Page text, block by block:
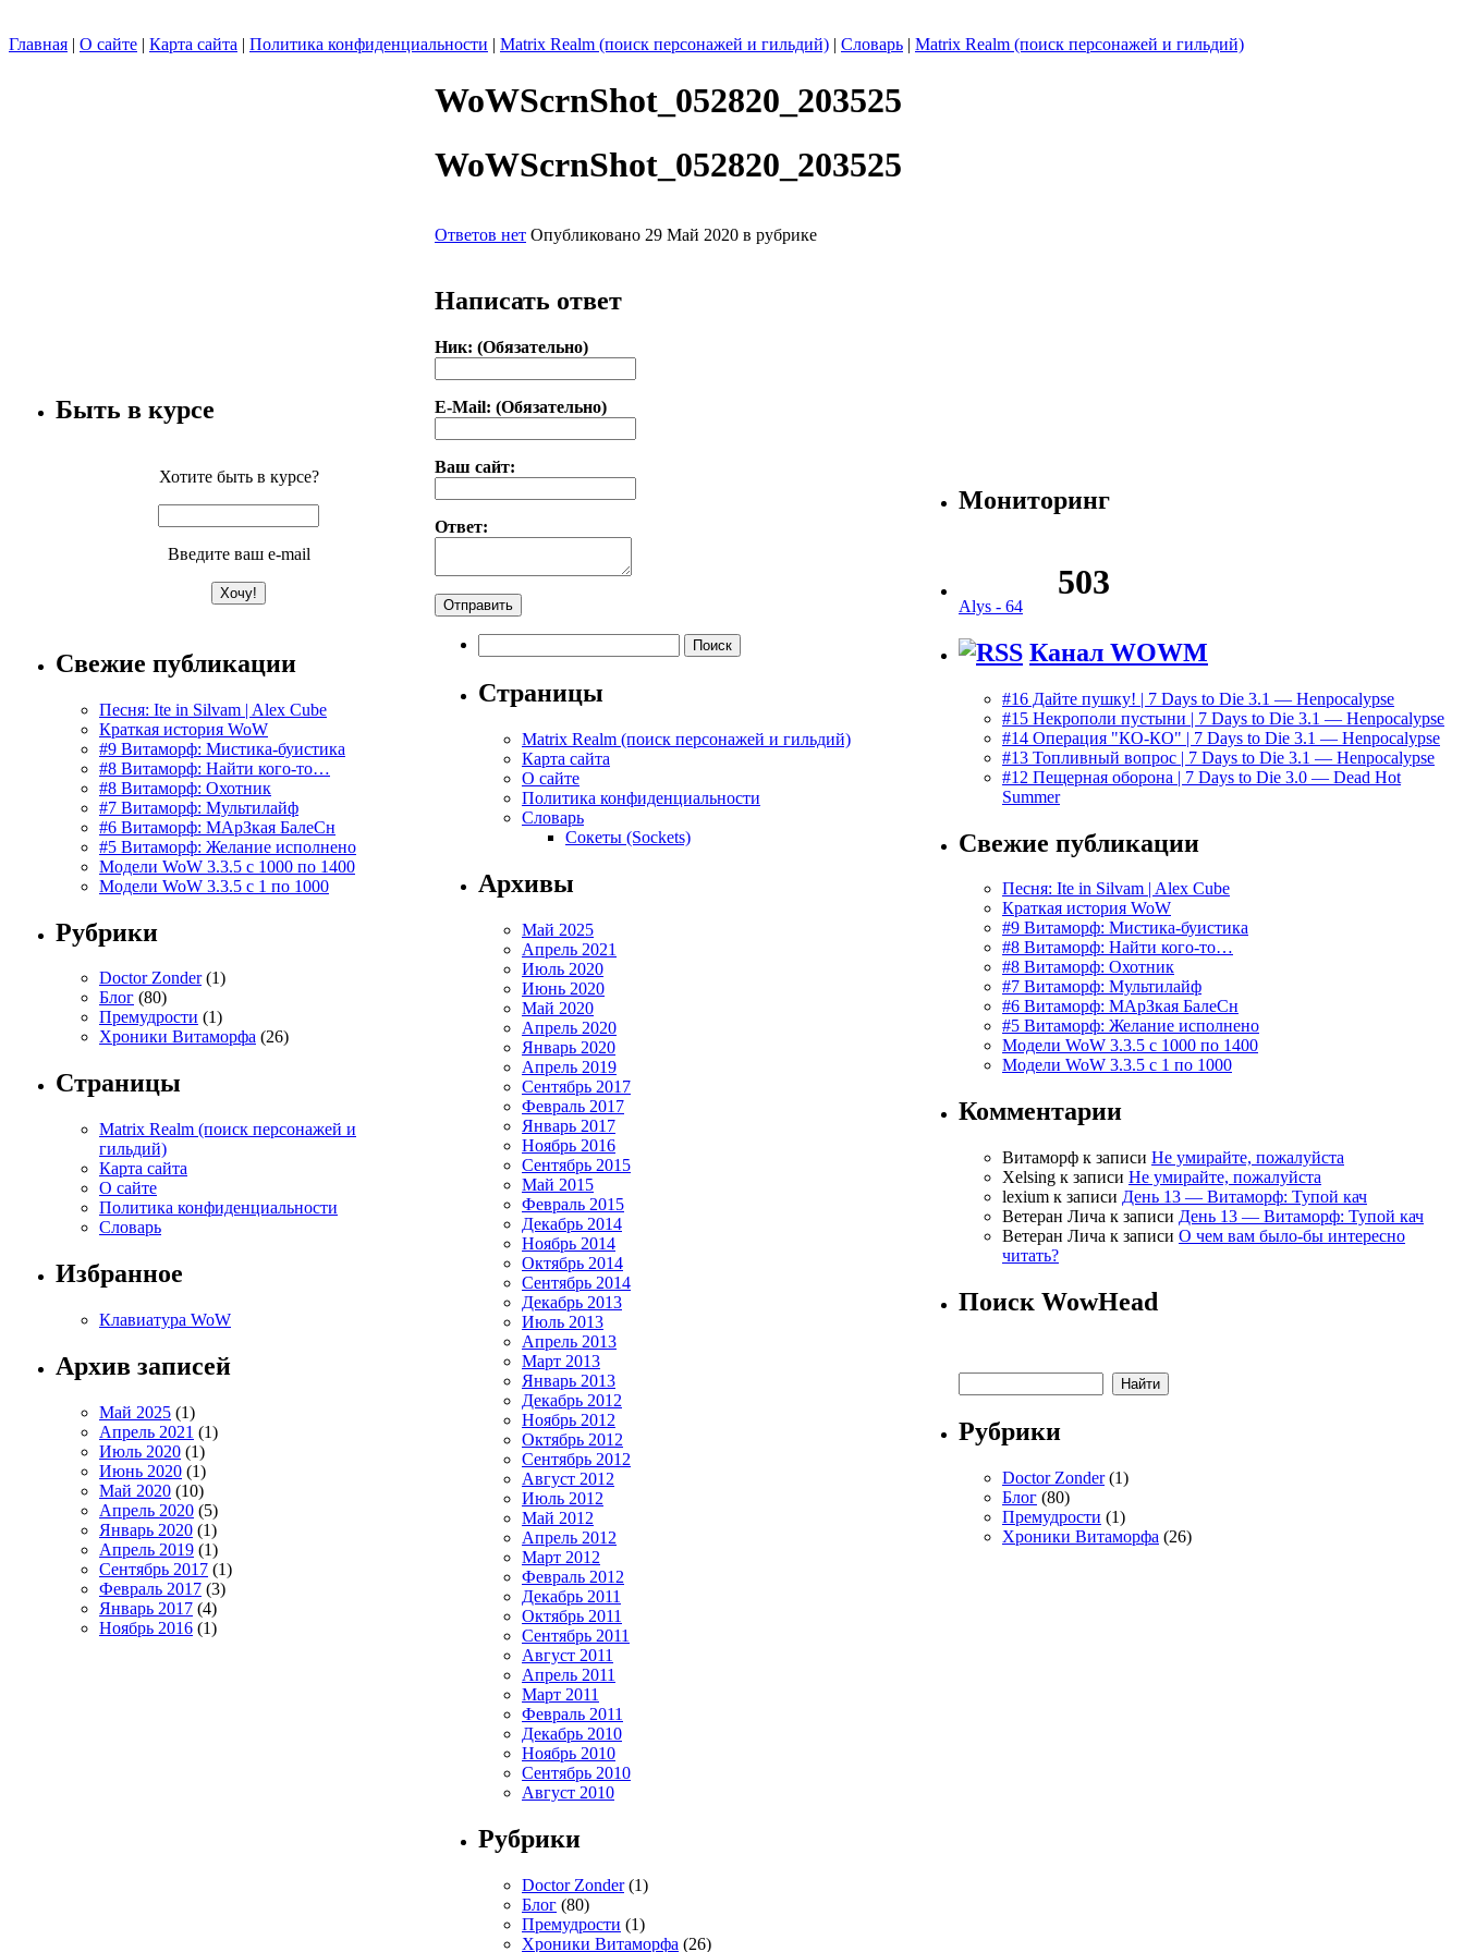
Главная | О сайте | Карта сайта | Политика конфиденциальности | Matrix Realm (поиск персонажей и гильдий) | Словарь | Matrix Realm (поиск персонажей и гильдий)
Быть в курсе
Хотите быть в курсе?
Введите ваш e-mail
Свежие публикации
Песня: Ite in Silvam | Alex Cube
Краткая история WoW
#9 Витаморф: Мистика-буистика
#8 Витаморф: Найти кого-то…
#8 Витаморф: Охотник
#7 Витаморф: Мультилайф
#6 Витаморф: МАрЗкая БалеСн
#5 Витаморф: Желание исполнено
Модели WoW 3.3.5 с 1000 по 1400
Модели WoW 3.3.5 с 1 по 1000
Рубрики
Doctor Zonder(1)
Блог (80)
Премудрости (1)
Хроники Витаморфа (26)
Страницы
Matrix Realm (поиск персонажей и
гильдий)
Карта сайта
О сайте
Политика конфиденциальности
Словарь
Избранное
Клавиатура WoW
Архив записей
Май 2025 (1)
Апрель 2021 (1)
Июль 2020 (1)
Июнь 2020 (1)
Май 2020 (10)
Апрель 2020 (5)
Январь 2020 (1)
Апрель 2019 (1)
Сентябрь 2017 (1)
Февраль 2017 (3)
Январь 2017 (4)
Ноябрь 2016 (1)
WoWScrnShot_052820_203525
WoWScrnShot_052820_203525
Ответов нет Опубликовано 29 Май 2020 в рубрике
Написать ответ
Ник: (Обязательно)
E-Mail: (Обязательно)
Ваш сайт:
Ответ:
Страницы
Matrix Realm (поиск персонажей и гильдий)
Карта сайта
О сайте
Политика конфиденциальности
Словарь
Сокеты (Sockets)
Архивы
Май 2025
Апрель 2021
Июль 2020
Июнь 2020
Май 2020
Апрель 2020
Январь 2020
Апрель 2019
Сентябрь 2017
Февраль 2017
Январь 2017
Ноябрь 2016
Сентябрь 2015
Май 2015
Февраль 2015
Декабрь 2014
Ноябрь 2014
Октябрь 2014
Сентябрь 2014
Декабрь 2013
Июль 2013
Апрель 2013
Март 2013
Январь 2013
Декабрь 2012
Ноябрь 2012
Октябрь 2012
Сентябрь 2012
Август 2012
Июль 2012
Май 2012
Апрель 2012
Март 2012
Февраль 2012
Декабрь 2011
Октябрь 2011
Сентябрь 2011
Август 2011
Апрель 2011
Март 2011
Февраль 2011
Декабрь 2010
Ноябрь 2010
Сентябрь 2010
Август 2010
Рубрики
Doctor Zonder(1)
Блог (80)
Премудрости (1)
Хроники Витаморфа (26)
Мониторинг
Alys - 64
Канал WOWM
#16 Дайте пушку! | 7 Days to Die 3.1 — Henpocalypse
#15 Некрополи пустыни | 7 Days to Die 3.1 — Henpocalypse
#14 Операция "КО-КО" | 7 Days to Die 3.1 — Henpocalypse
#13 Топливный вопрос | 7 Days to Die 3.1 — Henpocalypse
#12 Пещерная оборона | 7 Days to Die 3.0 — Dead Hot
Summer
Свежие публикации
Песня: Ite in Silvam | Alex Cube
Краткая история WoW
#9 Витаморф: Мистика-буистика
#8 Витаморф: Найти кого-то…
#8 Витаморф: Охотник
#7 Витаморф: Мультилайф
#6 Витаморф: МАрЗкая БалеСн
#5 Витаморф: Желание исполнено
Модели WoW 3.3.5 с 1000 по 1400
Модели WoW 3.3.5 с 1 по 1000
Комментарии
Витаморф к записи Не умирайте, пожалуйста
Xelsing к записи Не умирайте, пожалуйста
lexium к записи День 13 — Витаморф: Тупой кач
Ветеран Лича к записи День 13 — Витаморф: Тупой кач
Ветеран Лича к записи О чем вам было-бы интересно
читать?
Поиск WowHead
Рубрики
Doctor Zonder(1)
Блог (80)
Премудрости (1)
Хроники Витаморфа (26)